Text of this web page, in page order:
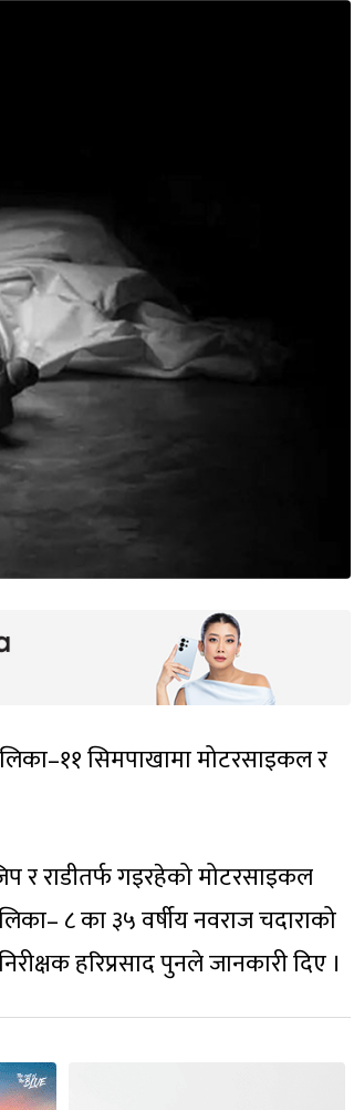
सिमपाखामा मोटरसाइकल र
र राडीतर्फ गइरहेको मोटरसाइकल
८ का ३५ वर्षीय नवराज चदाराको
हरिप्रसाद पुनले जानकारी दिए ।